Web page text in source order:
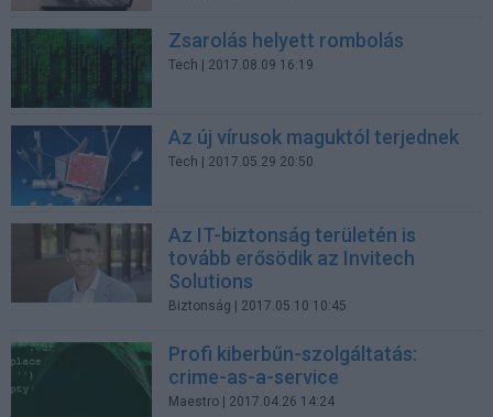
Zsarolás helyett rombolás
Tech | 2017.08.09 16:19
Az új vírusok maguktól terjednek
Tech | 2017.05.29 20:50
Az IT-biztonság területén is
tovább erősödik az Invitech
Solutions
Biztonság | 2017.05.10 10:45
Profi kiberbűn-szolgáltatás:
crime-as-a-service
Maestro | 2017.04.26 14:24